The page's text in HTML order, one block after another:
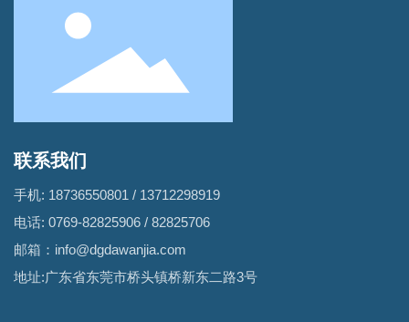
联系我们
手机: 18736550801 / 13712298919
电话: 0769-82825906 / 82825706
邮箱： info@dgdawanjia.com
地址:广东省东莞市桥头镇桥新东二路3号